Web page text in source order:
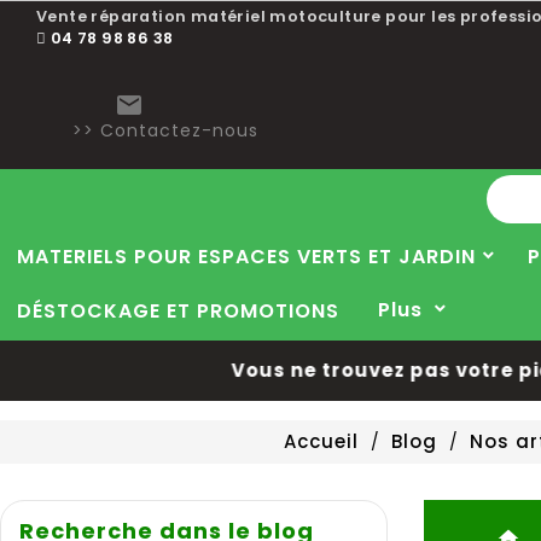
Vente réparation matériel motoculture pour les
04 78 98 86 38

>> Contactez-nous
MATERIELS POUR ESPACES VERTS ET JARDIN
DÉSTOCKAGE ET PROMOTIONS
Plus
Vous ne trouvez pas votre
Accueil Blog Nos
Recherche dans le blog